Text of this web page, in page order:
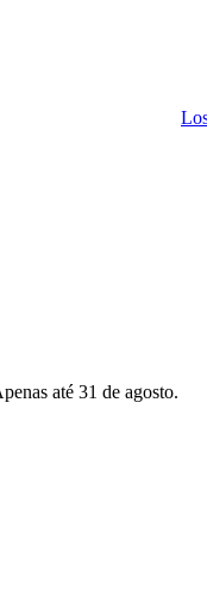
até 31 de agosto.